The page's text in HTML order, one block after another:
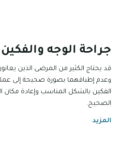
جراحة الوجه والفكين
قد يحتاج الكثير من المرضى الذين
وعدم إطباقهما بصورة صحيحة إلى
الفكين بالشكل المناسب وإعادة مكان
الصحيح.
المزيد